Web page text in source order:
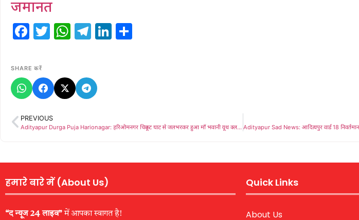
जमानत
Facebook
Twitter
WhatsApp
Telegram
LinkedIn
SHARE करें
PREVIOUS
Adityapur Durga Puja Harionagar: हरिओमनगर चित्रकूट घाट से जलभरकर हुआ माँ भवानी यूथ क्लब पूजा पंडाल में कलश स्थापना
हमारे बारे में (About Us)
“द न्यूज 24 लाइव”में आपका स्वागत है!
Quick Links
About Us